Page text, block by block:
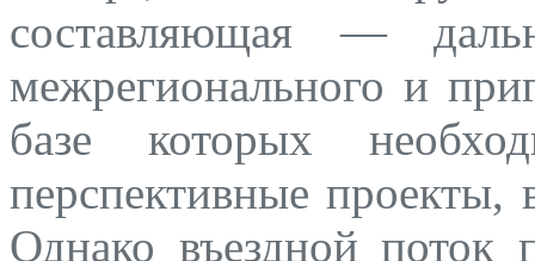
составляющая —
межрегионального и
базе которых
перспективные проекты,
Однако въездной поток